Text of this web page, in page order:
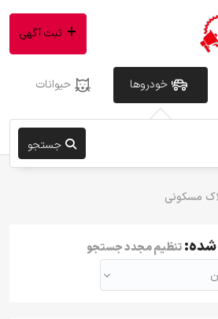
خودروها حیوانات
جستجو
ثبت آگهی
مسکونی
تنظیم مجدد جستجو